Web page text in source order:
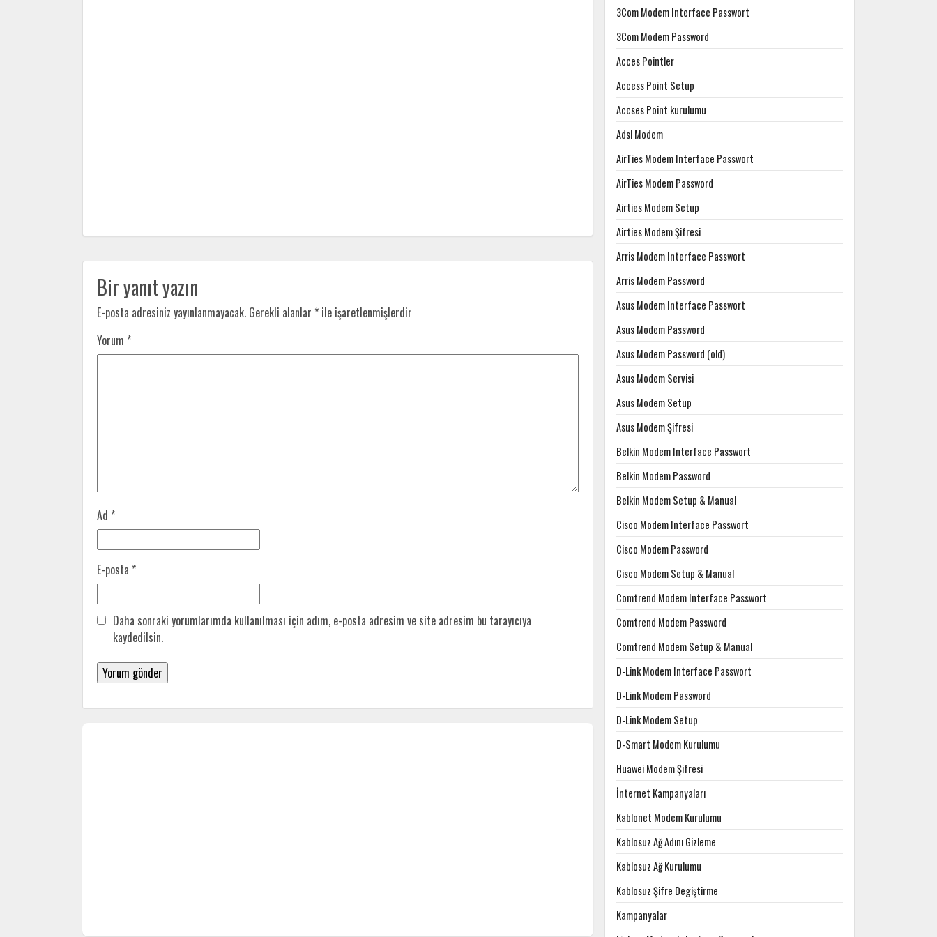
Bir yanıt yazın
E-posta adresiniz yayınlanmayacak. Gerekli alanlar * ile işaretlenmişlerdir
Yorum *
Ad *
E-posta *
Daha sonraki yorumlarımda kullanılması için adım, e-posta adresim ve site adresim bu tarayıcıya
kaydedilsin.
3Com Modem Interface Passwort
3Com Modem Password
Acces Pointler
Access Point Setup
Accses Point kurulumu
Adsl Modem
AirTies Modem Interface Passwort
AirTies Modem Password
Airties Modem Setup
Airties Modem Şifresi
Arris Modem Interface Passwort
Arris Modem Password
Asus Modem Interface Passwort
Asus Modem Password
Asus Modem Password (old)
Asus Modem Servisi
Asus Modem Setup
Asus Modem Şifresi
Belkin Modem Interface Passwort
Belkin Modem Password
Belkin Modem Setup & Manual
Cisco Modem Interface Passwort
Cisco Modem Password
Cisco Modem Setup & Manual
Comtrend Modem Interface Passwort
Comtrend Modem Password
Comtrend Modem Setup & Manual
D-Link Modem Interface Passwort
D-Link Modem Password
D-Link Modem Setup
D-Smart Modem Kurulumu
Huawei Modem Şifresi
İnternet Kampanyaları
Kablonet Modem Kurulumu
Kablosuz Ağ Adını Gizleme
Kablosuz Ağ Kurulumu
Kablosuz Şifre Degiştirme
Kampanyalar